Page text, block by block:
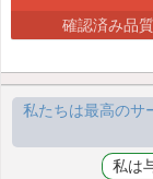
確認済み品質
私たちは最高のサ